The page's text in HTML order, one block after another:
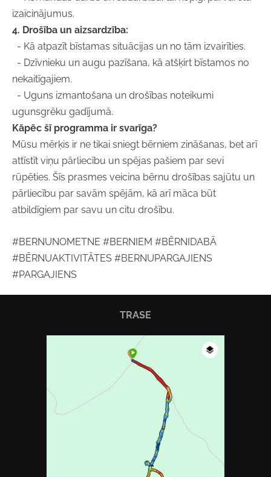
izaicinājumus.
4. Drošība un aizsardzība:
- Kā atpazīt bīstamas situācijas un no tām izvairīties.
- Dzīvnieku un augu pazīšana, kā atšķirt bīstamos no
nekaitīgajiem.
- Uguns izmantošana un drošības noteikumi
ugunsgrēku gadījumā.
Kāpēc šī programma ir svarīga?
Mūsu mērķis ir ne tikai sniegt bērniem zināšanas, bet arī
attīstīt viņu pārliecību un spējas pašiem par sevi
rūpēties. Šīs prasmes veicina bērnu drošības sajūtu un
pārliecību par savām spējām, kā arī māca būt
atbildīgiem par savu un citu drošību.
#BERNUNOMETNE #BERNIEM #BĒRNIDABĀ
#BĒRNUAKTIVITĀTES #BERNUPARGAJIENS
#PARGAJIENS
TRASE